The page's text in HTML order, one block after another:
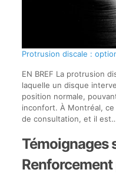
Protrusion discale :
EN BREF La protrusion
laquelle un disque
position normale,
inconfort. À Montréal,
de consultation, et il
Témoignages